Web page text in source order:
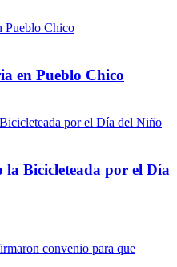
en Pueblo Chico
la Bicicleteada por el Día